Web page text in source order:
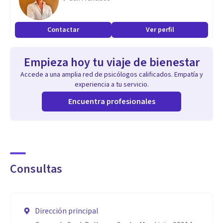
experiencia en apoyo emocional, reeducación y
estimulación cognitiva.
Acompaño a jóvenes y adultos en procesos de cambio,
acompañamiento cercano, ético y respetuoso.
Contactar Ver perfil
Empieza hoy tu viaje de bienestar
Accede a una amplia red de psicólogos calificados. Empatía y
experiencia a tu servicio.
Encuentra profesionales
Consultas
Dirección principal